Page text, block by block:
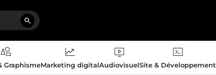
GraphismeMarketing digitalAudiovisuelSite & Développement